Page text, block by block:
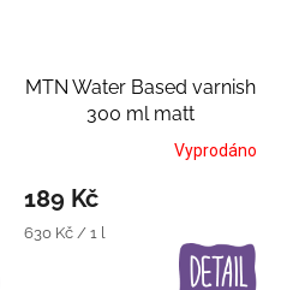
MTN Water Based varnish
300 ml matt
Transparentní lakVyprodáno
189 Kč
Měrná
630 Kč / 1 l